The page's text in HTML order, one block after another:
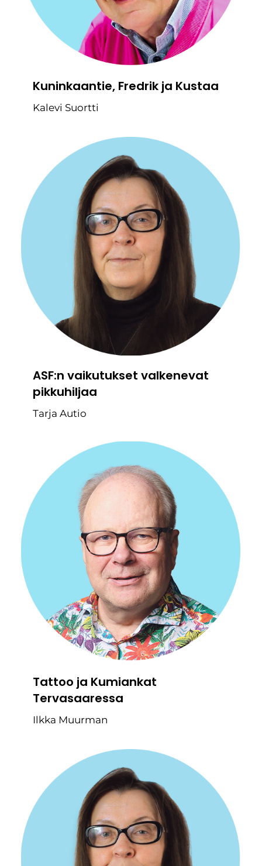
Kuninkaantie, Fredrik ja Kustaa
Kalevi Suortti
ASF:n vaikutukset valkenevat
pikkuhiljaa
Tarja Autio
Tattoo ja Kumiankat
Tervasaaressa
Ilkka Muurman